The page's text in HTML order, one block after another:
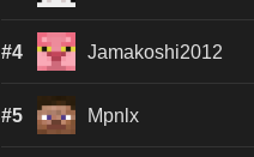
#4 Jamakoshi2012
#5 Mpnlx